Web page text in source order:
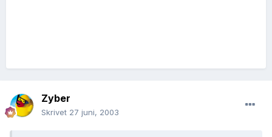
Zyber
Skrivet 27 juni, 2003